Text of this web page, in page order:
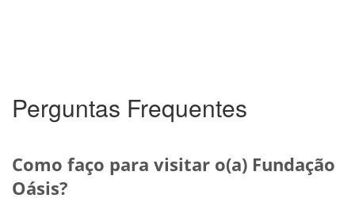
Perguntas Frequentes
Como faço para visitar o(a) Fundação
Oásis?